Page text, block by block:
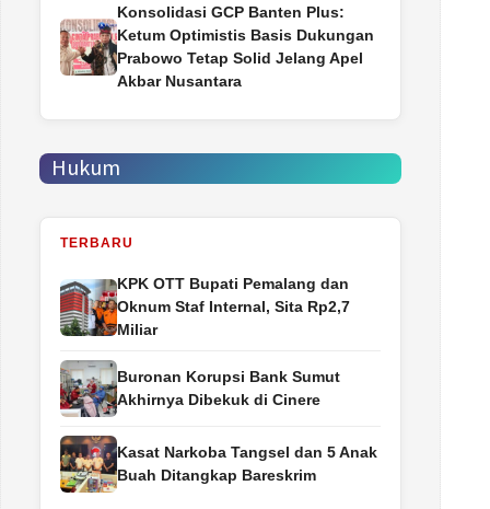
Konsolidasi GCP Banten Plus:
Ketum Optimistis Basis Dukungan
Prabowo Tetap Solid Jelang Apel
Akbar Nusantara
Hukum
TERBARU
‎KPK OTT Bupati Pemalang dan
Oknum Staf Internal, Sita Rp2,7
Miliar
Buronan Korupsi Bank Sumut
Akhirnya Dibekuk di Cinere
Kasat Narkoba Tangsel dan 5 Anak
Buah Ditangkap Bareskrim